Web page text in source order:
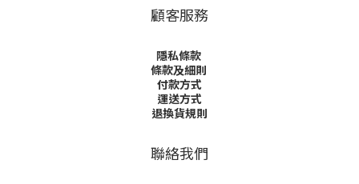
顧客服務
隱私條款
條款及細則
付款方式
運送方式
退換貨規則
聯絡我們